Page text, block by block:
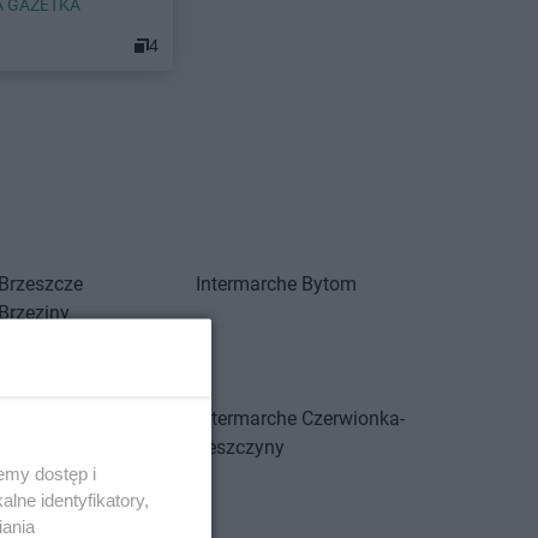
GAZETKA
4
Brzeszcze
Intermarche Bytom
Intermarche Czerwionka-
Leszczyny
dostęp i
identyfikatory,